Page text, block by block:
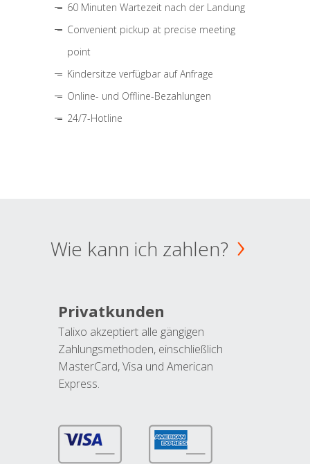
60 Minuten Wartezeit nach der Landung
Convenient pickup at precise meeting
point
Kindersitze verfügbar auf Anfrage
Online- und Offline-Bezahlungen
24/7-Hotline
Wie kann ich zahlen?
Privatkunden
Talixo akzeptiert alle gängigen
Zahlungsmethoden, einschließlich
MasterCard, Visa und American
Express.